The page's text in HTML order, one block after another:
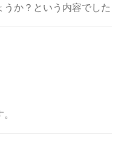
か？という内容でした